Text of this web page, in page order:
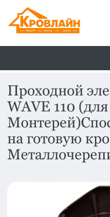
Проходной
WAVE 110
на готовую